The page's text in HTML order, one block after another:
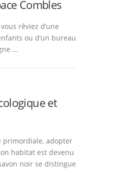
Combles
rêviez d’une
ou d’un bureau
…
et
primordiale, adopter
habitat est devenu
noir se distingue